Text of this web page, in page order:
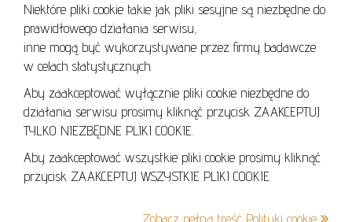
Niektóre pliki cookie takie jak pliki sesyjne są niezbędne do
prawidłowego działania serwisu,
inne mogą być wykorzystywane przez firmy badawcze
w celach statystycznych.
Aby zaakceptować wyłącznie pliki cookie niezbędne do
działania serwisu prosimy kliknąć przycisk ZAAKCEPTUJ
TYLKO NIEZBĘDNE PLIKI COOKIE.
Aby zaakceptować wszystkie pliki cookie prosimy kliknąć
przycisk ZAAKCEPTUJ WSZYSTKIE PLIKI COOKIE.
Zobacz pełną treść Polityki cookie
POLITYKA PRYWATNOŚCI
POLITYKA COOKIES